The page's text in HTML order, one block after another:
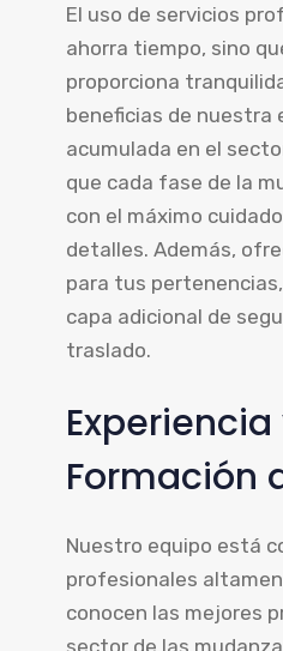
El uso de servicios
ahorra tiempo, sino
proporciona
beneficias de nuestra
acumulada en el
que cada fase de la
con el máximo
detalles. Además,
para tus
capa adicional de
traslado.
Experiencia
Formación
Nuestro equipo está
profesionales
conocen las mejores
sector de las